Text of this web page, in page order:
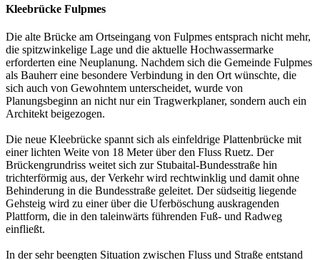
Kleebrücke Fulpmes
Die alte Brücke am Ortseingang von Fulpmes entsprach nicht mehr,
die spitzwinkelige Lage und die aktuelle Hochwassermarke
erforderten eine Neuplanung. Nachdem sich die Gemeinde Fulpmes
als Bauherr eine besondere Verbindung in den Ort wünschte, die
sich auch von Gewohntem unterscheidet, wurde von
Planungsbeginn an nicht nur ein Tragwerkplaner, sondern auch ein
Architekt beigezogen.
Die neue Kleebrücke spannt sich als einfeldrige Plattenbrücke mit
einer lichten Weite von 18 Meter über den Fluss Ruetz. Der
Brückengrundriss weitet sich zur Stubaital-Bundesstraße hin
trichterförmig aus, der Verkehr wird rechtwinklig und damit ohne
Behinderung in die Bundesstraße geleitet. Der südseitig liegende
Gehsteig wird zu einer über die Uferböschung auskragenden
Plattform, die in den taleinwärts führenden Fuß- und Radweg
einfließt.
In der sehr beengten Situation zwischen Fluss und Straße entstand